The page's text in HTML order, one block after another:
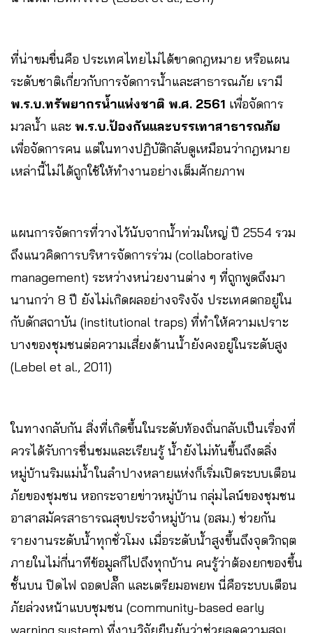
ที่น่าขมขื่นคือ ประเทศไทยไม่ได้ขาดกฎหมาย หรือแผน
ระดับชาติเกี่ยวกับการจัดการน้ำและสาธารณภัย เรามี
พ.ร.บ.ทรัพยากรน้ำแห่งชาติ พ.ศ. 2561 เพื่อจัดการ
มวลน้ำ และ พ.ร.บ.ป้องกันและบรรเทาสาธารณภัย
เพื่อจัดการคน แต่ในทางปฏิบัติกลับดูเหมือนว่ากฎหมาย
เหล่านี้ไม่ได้ถูกใช้ให้ทำงานอย่างเต็มศักยภาพ
แผนการจัดการที่วางไว้นับจากน้ำท่วมใหญ่ ปี 2554 รวม
ถึงแนวคิดการบริหารจัดการร่วม (collaborative
management) ระหว่างหน่วยงานต่าง ๆ ที่ถูกพูดถึงมา
นานกว่า 8 ปี ยังไม่เกิดผลอย่างจริงจัง ประเทศตกอยู่ใน
กับดักสถาบัน (institutional traps) ที่ทำให้ความเปราะ
บางของชุมชนต่อความเสี่ยงด้านน้ำยังคงอยู่ในระดับสูง
(Lebel et al., 2011)
ในทางกลับกัน สิ่งที่เกิดขึ้นในระดับท้องถิ่นกลับเป็นเรื่องที่
ควรได้รับการชื่นชมและเรียนรู้ น้ำยังไม่ทันขึ้นถึงตลิ่ง
หมู่บ้านริมแม่น้ำในลำปางหลายแห่งก็เริ่มเปิดระบบเตือน
ภัยของชุมชน หอกระจายข่าวหมู่บ้าน กลุ่มไลน์ของชุมชน
อาสาสมัครสาธารณสุขประจำหมู่บ้าน (อสม.) ช่วยกัน
รายงานระดับน้ำทุกชั่วโมง เมื่อระดับน้ำสูงขึ้นถึงจุดวิกฤต
ภายในไม่กี่นาทีข้อมูลก็ไปถึงทุกบ้าน คนรู้ว่าต้องยกของขึ้น
ชั้นบน ปิดไฟ ถอดปลั๊ก และเตรียมอพยพ นี่คือระบบเตือน
ภัยล่วงหน้าแบบชุมชน (community-based early
warning system) ที่งานวิจัยยืนยันว่าช่วยลดความสูญ